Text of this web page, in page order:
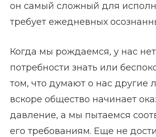
он самый сложный для
требует ежедневных
Когда мы рождаемся, у нас нет
потребности знать или
том, что думают о нас другие
вскоре общество начинает
давление, а мы пытаемся
его требованиям. Еще не